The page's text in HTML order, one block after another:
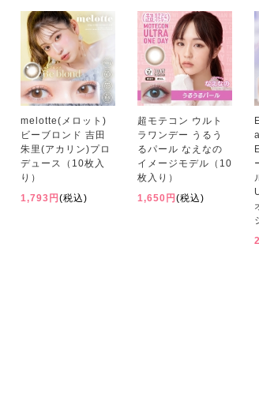
melotte(メロット)
ビーブロンド 吉田
朱里(アカリン)プロ
デュース（10枚入
り）
1,793円 (税込)
超モテコン ウルト
ラワンデー うるう
るパール なえなの
イメージモデル（10
枚入り）
1,650円 (税込)